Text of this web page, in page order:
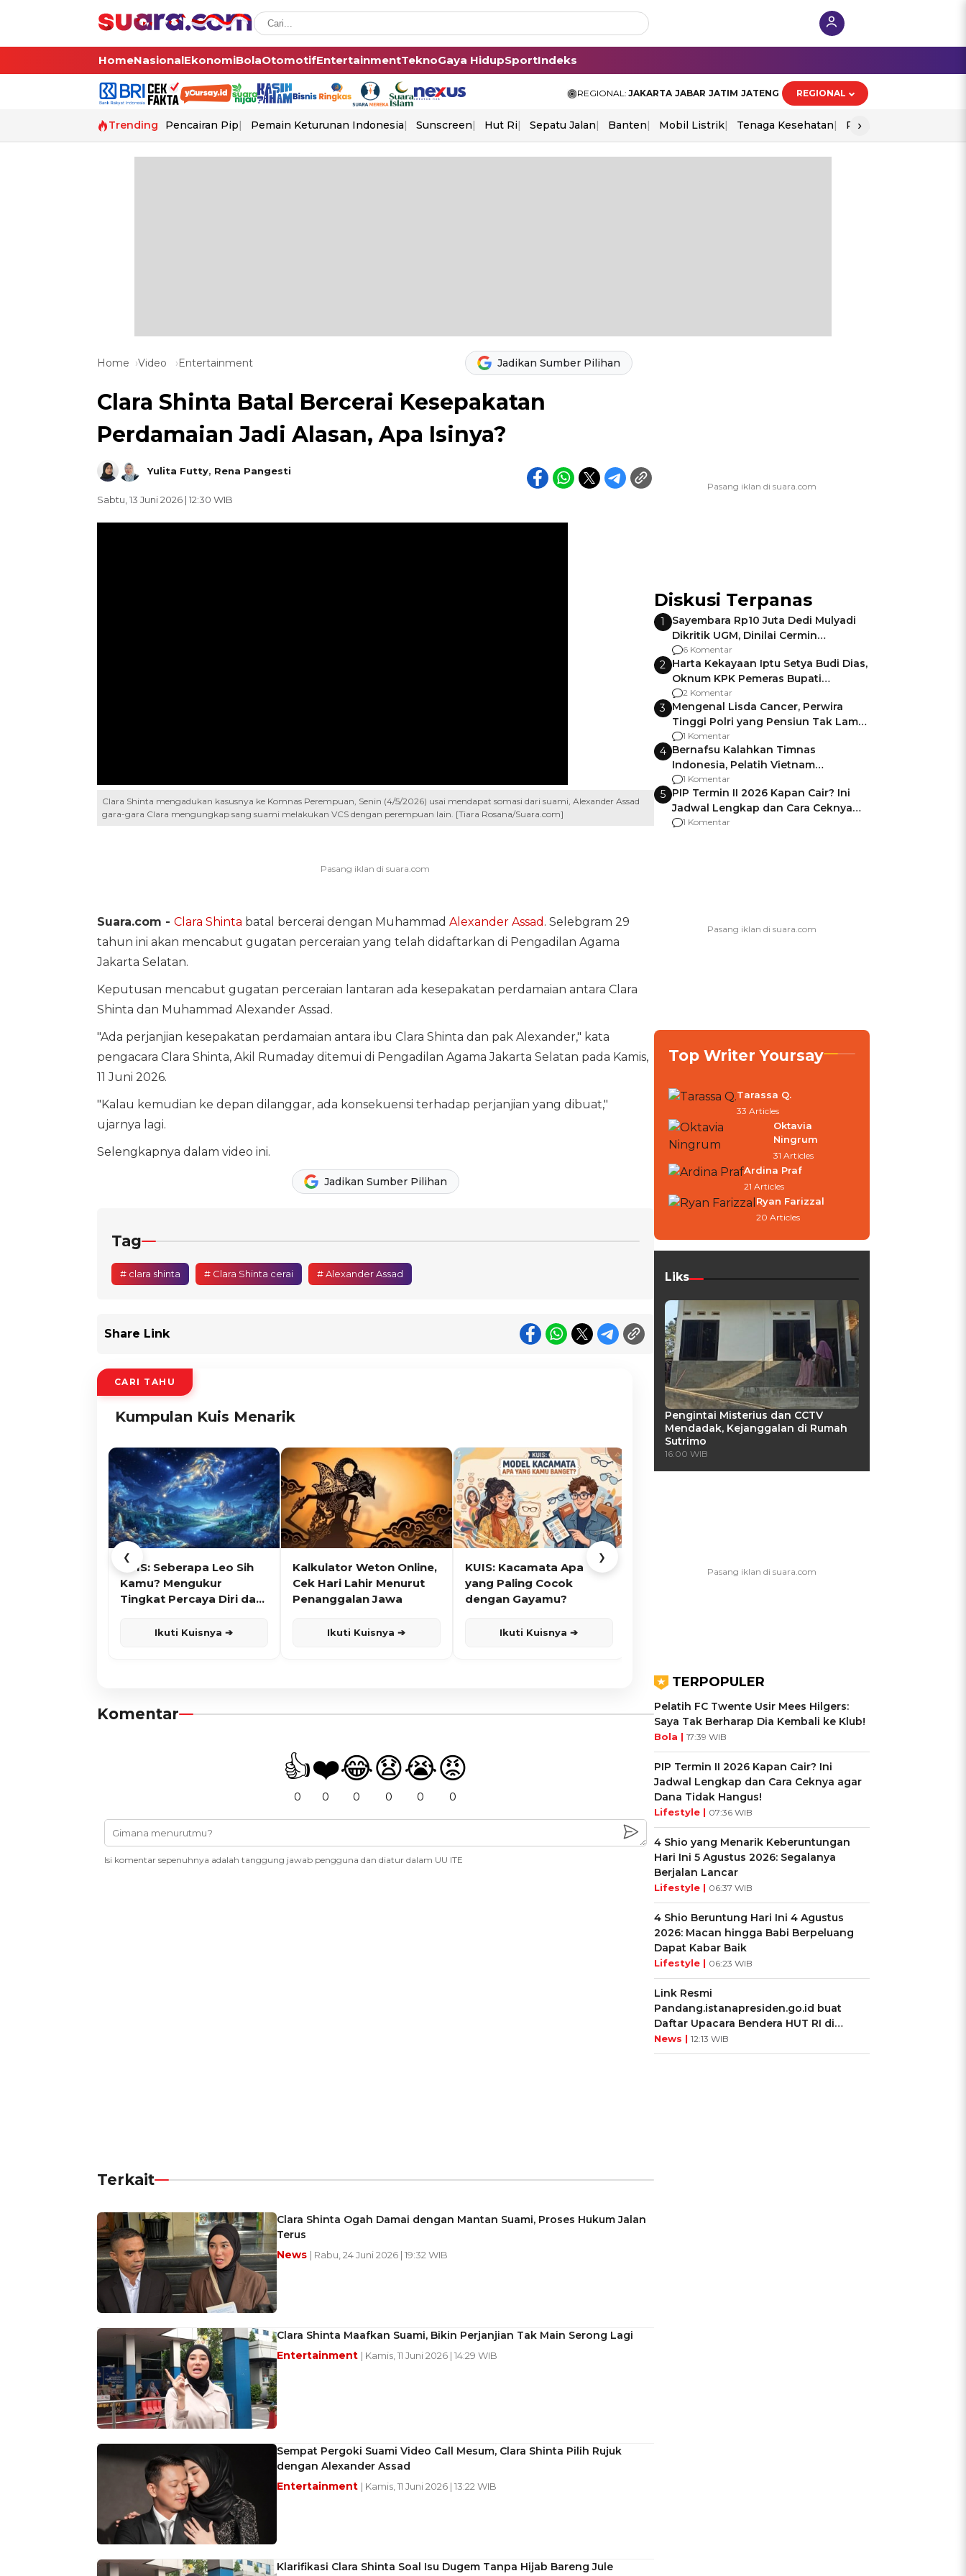
HomeNasionalEkonomiBolaOtomotifEntertainmentTeknoGaya HidupSportIndeks
REGIONAL: JAKARTA JABAR JATIM JATENG REGIONAL
Trending Pencairan Pip Pemain Keturunan Indonesia Sunscreen Hut Ri Sepatu Jalan Banten Mobil Listrik Tenaga Kesehatan Perang As-Iran
›
Home Video Entertainment Jadikan Sumber Pilihan
Clara Shinta Batal Bercerai Kesepakatan
Perdamaian Jadi Alasan, Apa Isinya?
Yulita Futty, Rena Pangesti
Sabtu, 13 Juni 2026 | 12:30 WIB
Clara Shinta mengadukan kasusnya ke Komnas Perempuan, Senin (4/5/2026) usai mendapat somasi dari suami, Alexander Assad
gara-gara Clara mengungkap sang suami melakukan VCS dengan perempuan lain. [Tiara Rosana/Suara.com]
Suara.com - Clara Shinta batal bercerai dengan Muhammad Alexander Assad . Selebgram 29
tahun ini akan mencabut gugatan perceraian yang telah didaftarkan di Pengadilan Agama
Jakarta Selatan.
Keputusan mencabut gugatan perceraian lantaran ada kesepakatan perdamaian antara Clara
Shinta dan Muhammad Alexander Assad.
"Ada perjanjian kesepakatan perdamaian antara ibu Clara Shinta dan pak Alexander," kata
pengacara Clara Shinta, Akil Rumaday ditemui di Pengadilan Agama Jakarta Selatan pada Kamis,
11 Juni 2026.
"Kalau kemudian ke depan dilanggar, ada konsekuensi terhadap perjanjian yang dibuat,"
ujarnya lagi.
Selengkapnya dalam video ini.
Jadikan Sumber Pilihan
Tag
# clara shinta # Clara Shinta cerai # Alexander Assad
Share Link
CARI TAHU
Kumpulan Kuis Menarik
❮
KUIS: Seberapa Leo Sih
Kamu? Mengukur
Tingkat Percaya Diri dan
Ikuti Kuisnya ➔
Kalkulator Weton Online,
Cek Hari Lahir Menurut
Penanggalan Jawa
Ikuti Kuisnya ➔
KUIS: Kacamata Apa
yang Paling Cocok
dengan Gayamu?
Ikuti Kuisnya ➔
KUIS: Sepatu Mana yang
KUIS: Seberapa Kenal
❯
Komentar
👍
0
❤️
0
😂
0
😧
0
😭
0
😡
0
Isi komentar sepenuhnya adalah tanggung jawab pengguna dan diatur dalam UU ITE
Terkait
Clara Shinta Ogah Damai dengan Mantan Suami, Proses Hukum Jalan
Terus
News | Rabu, 24 Juni 2026 | 19:32 WIB
Clara Shinta Maafkan Suami, Bikin Perjanjian Tak Main Serong Lagi
Entertainment | Kamis, 11 Juni 2026 | 14:29 WIB
Sempat Pergoki Suami Video Call Mesum, Clara Shinta Pilih Rujuk
dengan Alexander Assad
Entertainment | Kamis, 11 Juni 2026 | 13:22 WIB
Klarifikasi Clara Shinta Soal Isu Dugem Tanpa Hijab Bareng Jule
Diskusi Terpanas
1
Sayembara Rp10 Juta Dedi Mulyadi
Dikritik UGM, Dinilai Cermin
Gagalnya Negara Jamin Keamanan
6 Komentar
2 Harta Kekayaan Iptu Setya Budi Dias,
Oknum KPK Pemeras Bupati
Pemalang
2 Komentar
3 Mengenal Lisda Cancer, Perwira
Tinggi Polri yang Pensiun Tak Lama
Usai Jadi Brigjen
1 Komentar
4 Bernafsu Kalahkan Timnas
Indonesia, Pelatih Vietnam
Berencana Pakai Jimat di Pakansari
1 Komentar
5 PIP Termin II 2026 Kapan Cair? Ini
Jadwal Lengkap dan Cara Ceknya
agar Dana Tidak Hangus!
1 Komentar
Top Writer Yoursay
Tarassa Q.
33 Articles
Oktavia
Ningrum
31 Articles
Ardina Praf
21 Articles
Ryan Farizzal
20 Articles
Liks
Pengintai Misterius dan CCTV
Mendadak, Kejanggalan di Rumah
Sutrimo
16:00 WIB
TERPOPULER
Pelatih FC Twente Usir Mees Hilgers:
Saya Tak Berharap Dia Kembali ke Klub!
Bola | 17:39 WIB
PIP Termin II 2026 Kapan Cair? Ini
Jadwal Lengkap dan Cara Ceknya agar
Dana Tidak Hangus!
Lifestyle | 07:36 WIB
4 Shio yang Menarik Keberuntungan
Hari Ini 5 Agustus 2026: Segalanya
Berjalan Lancar
Lifestyle | 06:37 WIB
4 Shio Beruntung Hari Ini 4 Agustus
2026: Macan hingga Babi Berpeluang
Dapat Kabar Baik
Lifestyle | 06:23 WIB
Link Resmi
Pandang.istanapresiden.go.id buat
Daftar Upacara Bendera HUT RI di
Istana Negara
News | 12:13 WIB